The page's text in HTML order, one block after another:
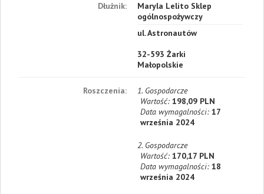
Dłużnik:
Maryla Lelito Sklep
ogólnospożywczy
ul. Astronautów
32-593 Żarki
Małopolskie
Roszczenia:
1. Gospodarcze
Wartość:198,09 PLN
Data wymagalności:17
września 2024
2. Gospodarcze
Wartość:170,17 PLN
Data wymagalności:18
września 2024